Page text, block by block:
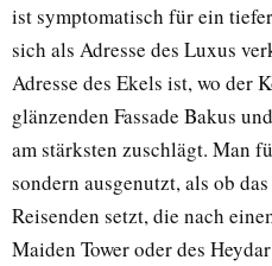
ist symptomatisch für ein
sich als Adresse des Luxus
Adresse des Ekels ist, wo der
glänzenden Fassade Bakus
am stärksten zuschlägt. Man
sondern ausgenutzt, als ob
Reisenden setzt, die nach
Maiden Tower oder des